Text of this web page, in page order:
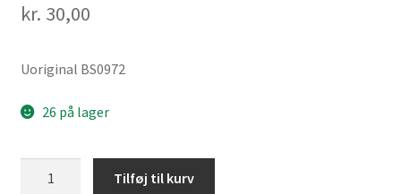
kr. 30,00
Uoriginal BS0972
26 på lager
Tilføj til kurv